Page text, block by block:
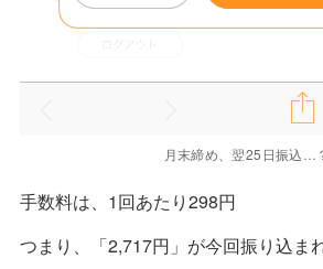
月末締め、翌25日振込…
手数料は、1回あたり298円
つまり、「2,717円」が今回振り込ま